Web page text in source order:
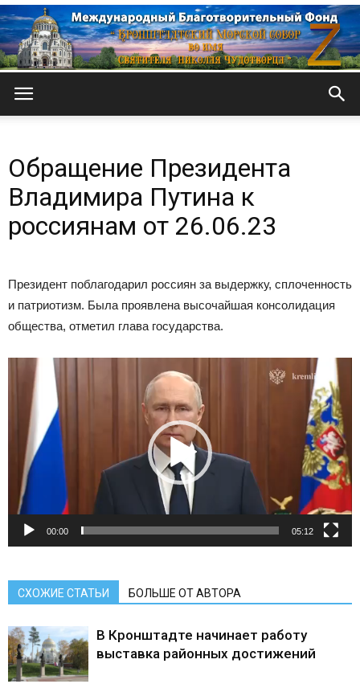
Морской
Обращение Президента
Владимира Путина к
россиянам от 26.06.23
Президент поблагодарил россиян за выдержку, сплоченность
и патриотизм. Была проявлена высочайшая консолидация
общества, отметил глава государства.
Видеоплеер
00:00 05:12
СХОЖИЕ СТАТЬИ БОЛЬШЕ ОТ АВТОРА
В Кронштадте начинает работу
выставка районных достижений